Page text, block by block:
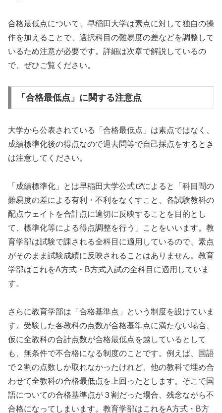
合格最低点について、早稲田大学は素点に対して独自の操
作を加えることで、選択科目の難易度の差などを調整して
いるため注意が必要です。詳細は次章で解説しているの
で、ぜひご覧ください。
「合格最低点」に関する注意点
大学から公表されている「合格最低点」は素点ではなく、
成績標準化後の得点なので過去問等で自己採点をするとき
は注意してください。
「成績標準化」とは早稲田大学公式
によると「科目間の
難易度の差による有利・不利をなくすこと、各試験教科の
配点ウェイトを合計点に適切に反映することを目的とし
て、標準化等による得点調整を行う」ことをいいます。教
育学部は試験で課される全科目に適用しているので、素点
がそのまま試験成績に反映されることはありません。教育
学部はこれをA方式・B方式入試の全科目に適用していま
す。
さらに教育学部は「合格基準点」という制度を設けていま
す。受験した各教科の点数が合格基準点に満たない場合、
仮に全教科の合計点数が合格最低点を越しているとして
も、無条件で不合格になる制度のことです。例えば、国語
で２割の点数しか取れなかったけれど、他の教科で埋め合
わせて全教科の合格最低点を上回ったとします。そこで国
語についての合格基準点が３割だった場合、残念ながら不
合格になってしまいます。教育学部はこれをA方式・B方